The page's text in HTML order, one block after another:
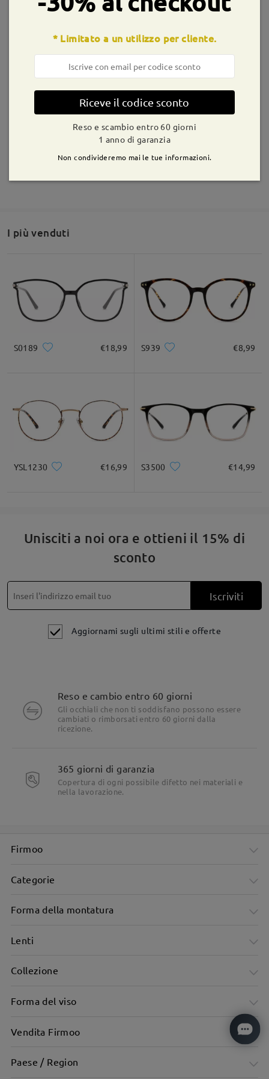
AC19522 €14,99 Gentle14
I più venduti
S0189 €18,99 S939 €8,99
YSL1230 €16,99 S3500 €14,99
Unisciti a noi ora e ottieni il 15% di
sconto
Iscriviti
Aggiornami sugli ultimi stili e offerte
Reso e cambio entro 60 giorni
Gli occhiali che non ti soddisfano possono essere
cambiati o rimborsati entro 60 giorni dalla
ricezione.
365 giorni di garanzia
Copertura di ogni possibile difetto nei materiali e
nella lavorazione.
Firmoo
Categorie
Forma della montatura
Lenti
Collezione
Forma del viso
Vendita Firmoo
Paese / Region
* Limitato a un utilizzo per cliente.
Riceve il codice sconto
Reso e scambio entro 60 giorni
1 anno di garanzia
Non condivideremo mai le tue informazioni.